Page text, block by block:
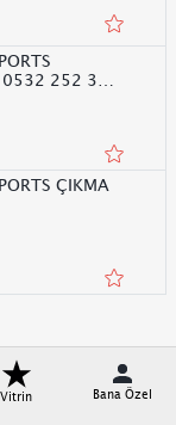
0532 252 38
ÇIKMA
Vitrin Bana Özel